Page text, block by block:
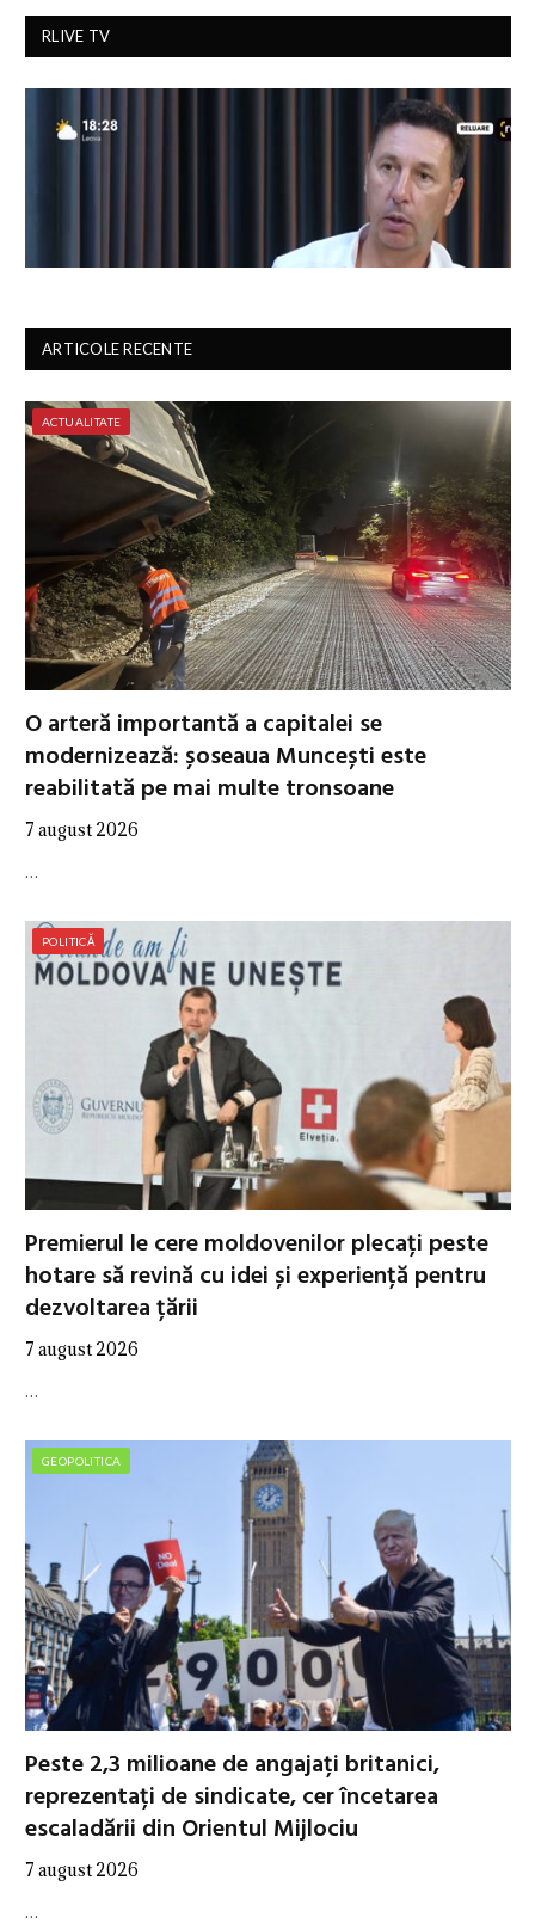
RLIVE TV
ARTICOLE RECENTE
ACTUALITATE
O arteră importantă a capitalei se
modernizează: șoseaua Muncești este
reabilitată pe mai multe tronsoane
7 august 2026
…
POLITICĂ
Premierul le cere moldovenilor plecați peste
hotare să revină cu idei și experiență pentru
dezvoltarea țării
7 august 2026
…
GEOPOLITICA
Peste 2,3 milioane de angajați britanici,
reprezentați de sindicate, cer încetarea
escaladării din Orientul Mijlociu
7 august 2026
…